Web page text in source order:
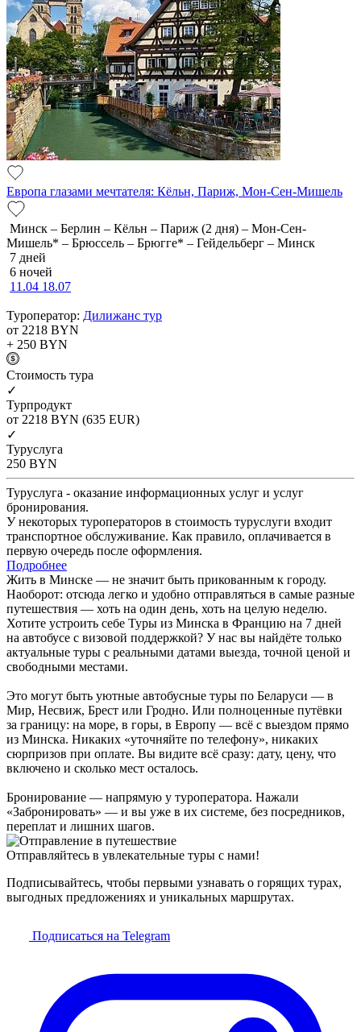
Европа глазами мечтателя: Кёльн, Париж, Мон-Сен-Мишель
Минск – Берлин – Кёльн – Париж (2 дня) – Мон-Сен-
Мишель* – Брюссель – Брюгге* – Гейдельберг – Минск
7 дней
6 ночей
11.04 18.07
Туроператор: Дилижанс тур
от 2218 BYN
+ 250 BYN
Cтоимость тура
✓
Турпродукт
от 2218 BYN (635 EUR)
✓
Туруслуга
250 BYN
Туруслуга - оказание информационных услуг и услуг
бронирования.
У некоторых туроператоров в стоимость туруслуги входит
транспортное обслуживание. Как правило, оплачивается в
первую очередь после оформления.
Подробнее
Жить в Минске — не значит быть прикованным к городу.
Наоборот: отсюда легко и удобно отправляться в самые разные
путешествия — хоть на один день, хоть на целую неделю.
Хотите устроить себе Туры из Минска в Францию на 7 дней
на автобусе с визовой поддержкой? У нас вы найдёте только
актуальные туры с реальными датами выезда, точной ценой и
свободными местами.
Это могут быть уютные автобусные туры по Беларуси — в
Мир, Несвиж, Брест или Гродно. Или полноценные путёвки
за границу: на море, в горы, в Европу — всё с выездом прямо
из Минска. Никаких «уточняйте по телефону», никаких
сюрпризов при оплате. Вы видите всё сразу: дату, цену, что
включено и сколько мест осталось.
Бронирование — напрямую у туроператора. Нажали
«Забронировать» — и вы уже в их системе, без посредников,
переплат и лишних шагов.
Отправляйтесь в увлекательные туры с нами!
Подписывайтесь, чтобы первыми узнавать о горящих турах,
выгодных предложениях и уникальных маршрутах.
Подписаться на Telegram